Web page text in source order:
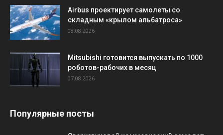
Airbus проектирует самолеты со
складным «крылом альбатроса»
08.08.2026
Mitsubishi готовится выпускать по 1000
роботов-рабочих в месяц
07.08.2026
Популярные посты